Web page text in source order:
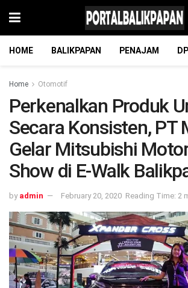
HOME BALIKPAPAN PENAJAM
Home Otomotif
Perkenalkan Produk
Secara Konsisten, PT
Gelar Mitsubishi
Show di E-Walk
by admin February 20, 2020 Reading Time: 2